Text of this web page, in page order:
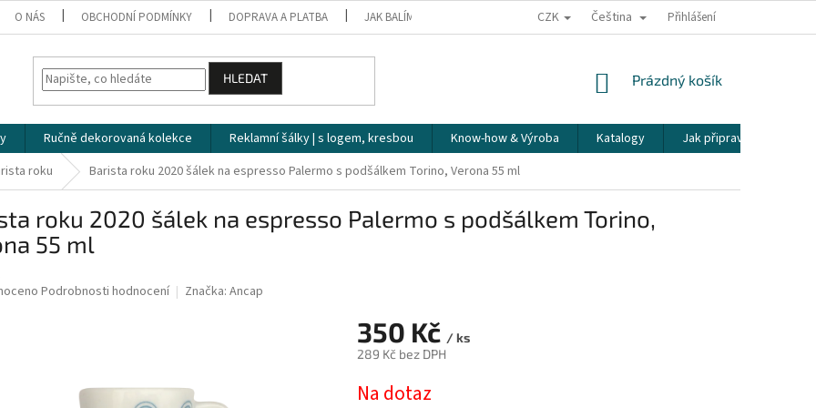
O NÁS OBCHODNÍ PODMÍNKY DOPRAVA A PLATBA JAK BALÍME NAŠE ZÁSILKY PŘEPRAVA KŘEHKÉHO ZBOŽÍ KORESPONDENČNÍ
CZK Čeština Přihlášení
HLEDAT
NÁKUPNÍ
Prázdný košík
Ručně dekorovaná kolekce Reklamní šálky | s logem, kresbou Know-how & Výroba Katalogy
Jak připravit espresso
roku Barista roku 2020 šálek na espresso Palermo s podšálkem Torino, Verona 55 ml
roku 2020 šálek na espresso Palermo s podšálkem Torino,
55 ml
Podrobnosti hodnocení Značka: Ancap
350 Kč / ks
289 Kč bez DPH
cena:
Na dotaz